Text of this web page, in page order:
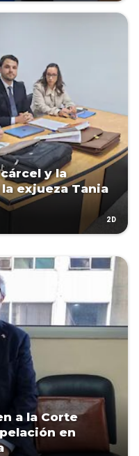
y la
exjueza Tania
2D
a la Corte
en